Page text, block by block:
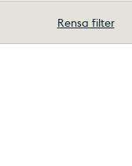
Rensa filter